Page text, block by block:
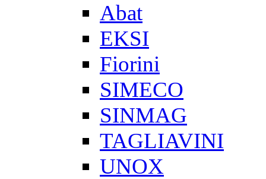
Abat
EKSI
Fiorini
SIMECO
SINMAG
TAGLIAVINI
UNOX